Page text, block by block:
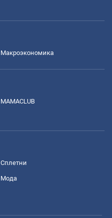
Mакроэкономика
MAMACLUB
Сплетни
Мода